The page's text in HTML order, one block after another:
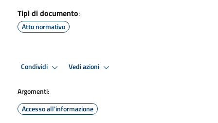
Tipi di documento:
Atto normativo
Condividi Vedi azioni
Argomenti:
Accesso all'informazione